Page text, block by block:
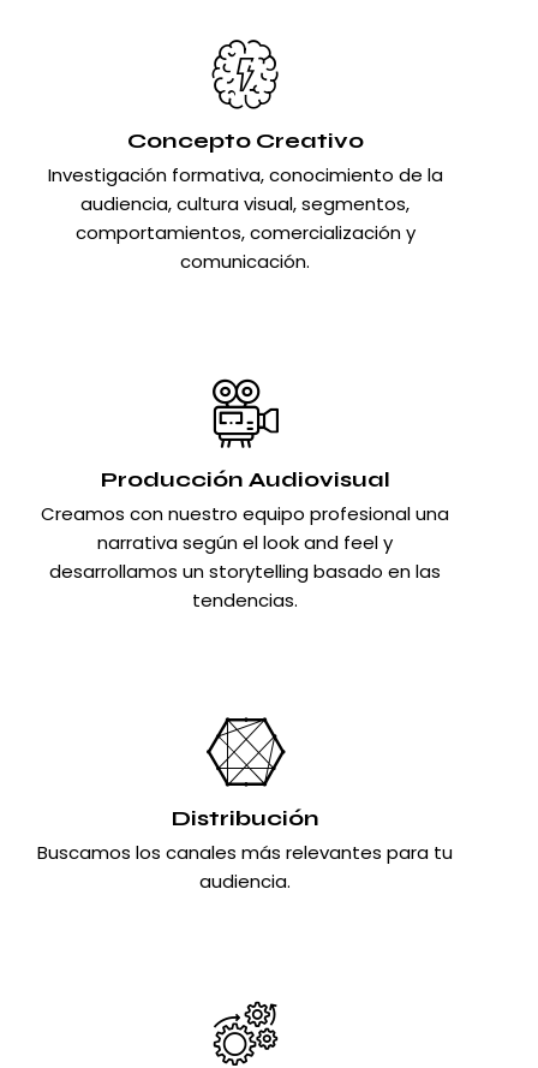
Concepto Creativo
Investigación formativa, conocimiento de la
audiencia, cultura visual, segmentos,
comportamientos, comercialización y
comunicación.
Producción Audiovisual
Creamos con nuestro equipo profesional una
narrativa según el look and feel y
desarrollamos un storytelling basado en las
tendencias.
Distribución
Buscamos los canales más relevantes para tu
audiencia.